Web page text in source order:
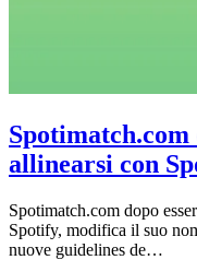
allinearsi con
Spotimatch.com dopo
Spotify, modifica il suo
nuove guidelines de…